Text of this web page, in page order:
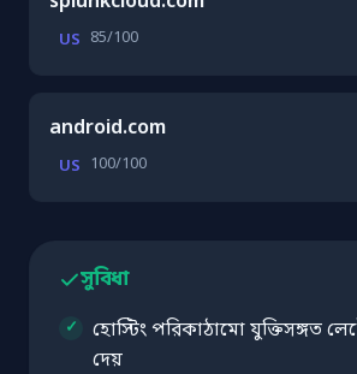
US 85/100
android.com
US 100/100
সুবিধা
হোস্টিং পরিকাঠামো যুক্তিসঙ্গত
দেয়